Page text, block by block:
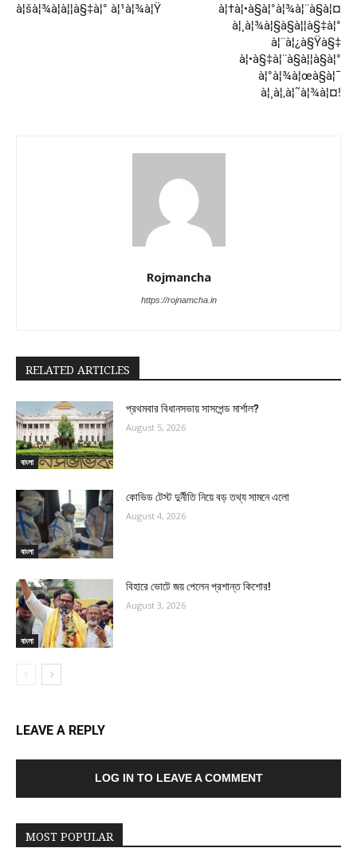
à¦šà¦¾à¦à¦¦à§‡à¦° à¦¹à¦¾à¦Ÿ
à¦†à¦•à§à¦°à¦¾à¦¨à§à¦¤
à¦¸à¦¾à¦§à§à¦¦à§‡à¦°
à¦¨à¦¿à§Ÿà§‡
à¦•à§‡à¦¨à§à¦¦à§à¦°
à¦°à¦¾à¦œà§à¦¯
à¦¸à¦‚à¦˜à¦¾à¦¤!
Rojmancha
https://rojnamcha.in
RELATED ARTICLES
বাংলা
প্রথমবার বিধানসভায় সাসপেন্ড মার্শাল?
August 5, 2026
বাংলা
কোভিড টেস্ট দুর্নীতি নিয়ে বড় তথ্য সামনে এলো
August 4, 2026
বাংলা
বিহারে ভোটে জয় পেলেন প্রশান্ত কিশোর!
August 3, 2026
LEAVE A REPLY
LOG IN TO LEAVE A COMMENT
MOST POPULAR